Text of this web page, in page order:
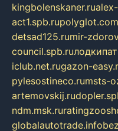
kingbolenskaner.ru
act1.spb.ru
detsad125.rumir-
council.spb.ru
iclub.net.rugazon-
pylesostineco.rumsts-
artemovskij.ru
ndm.msk.ru
globalautotrade.info